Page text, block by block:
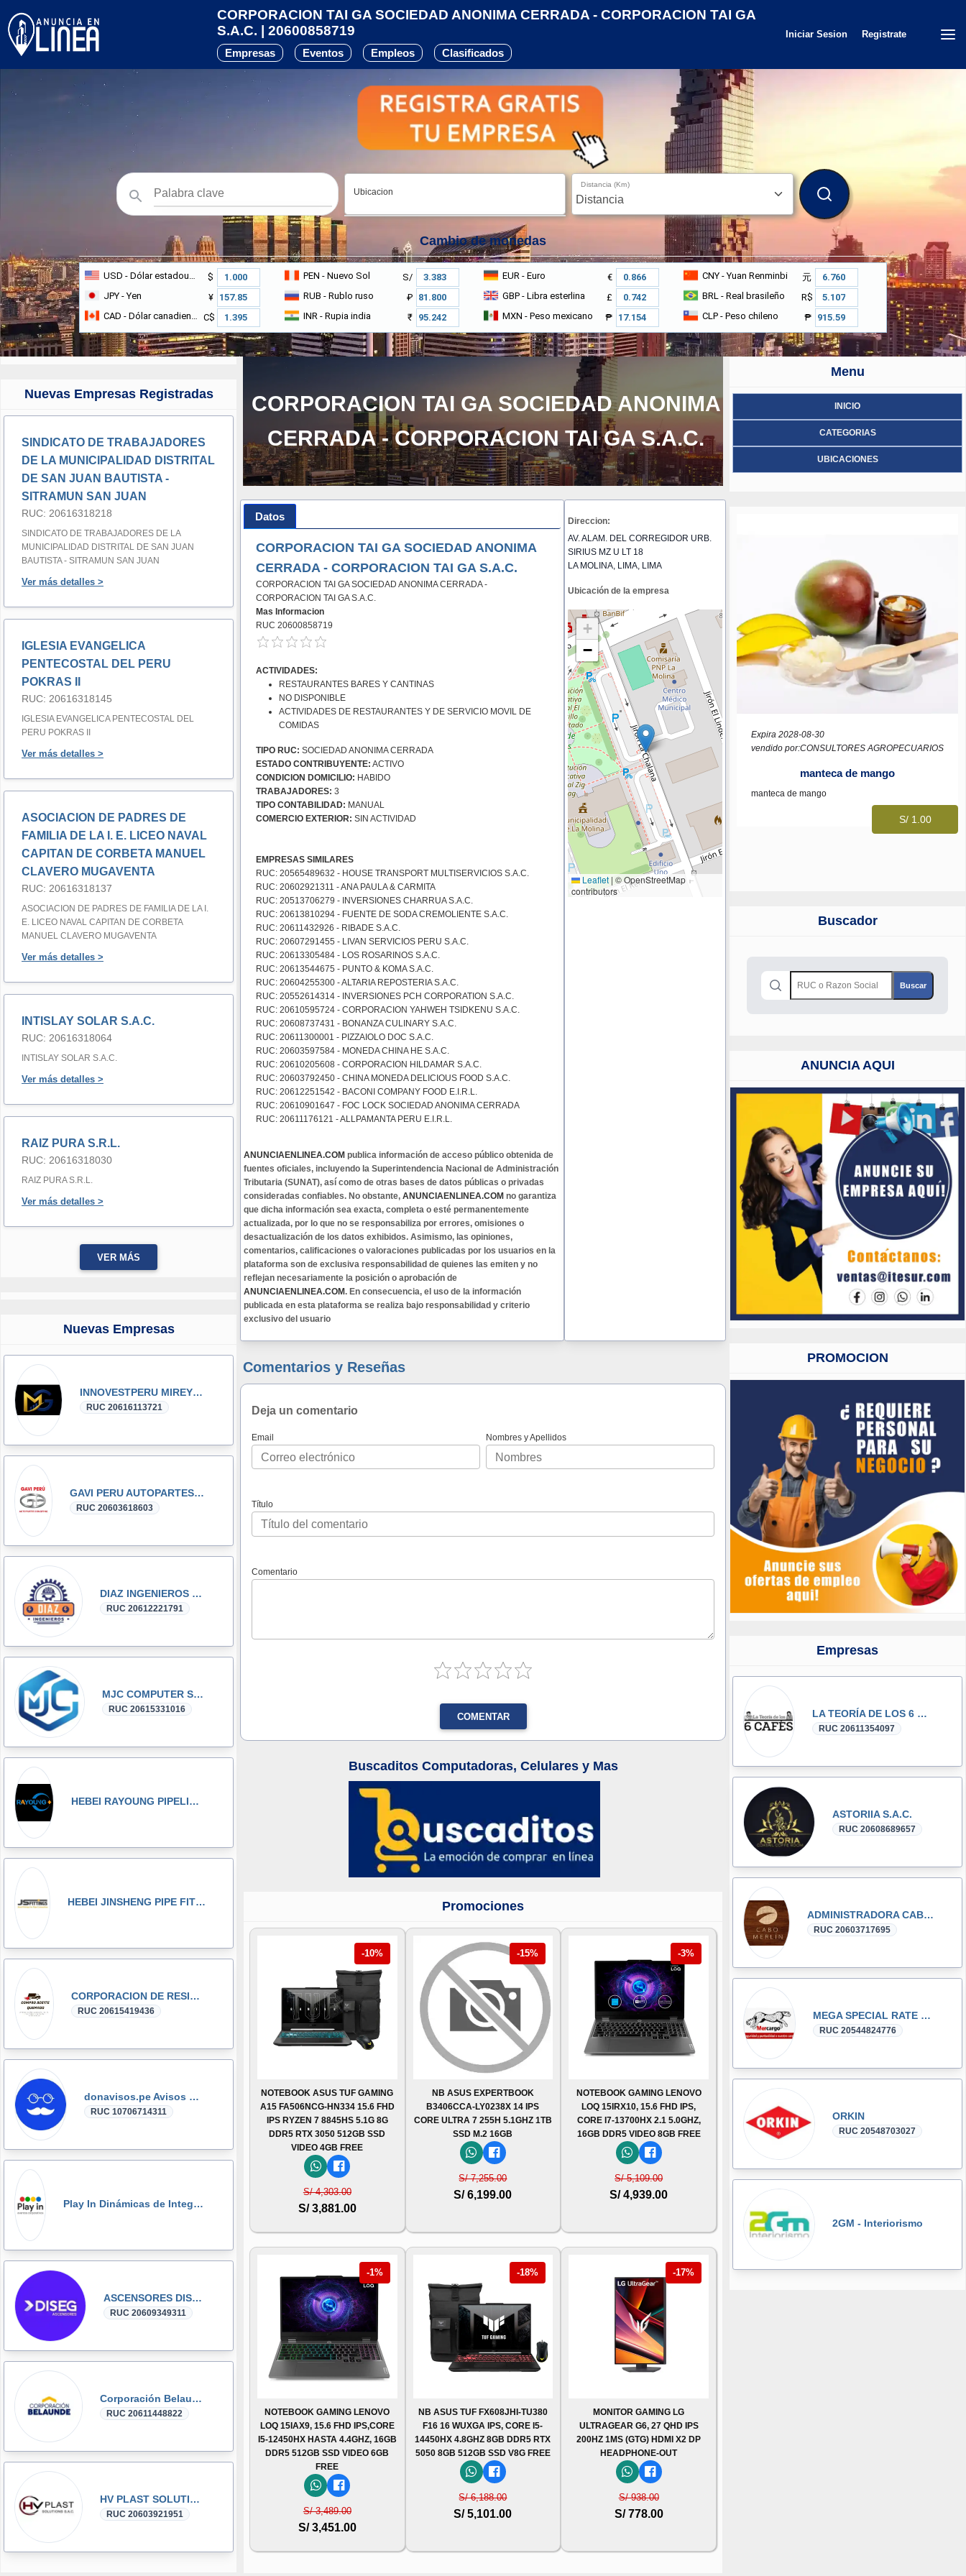
CORPORACION TAI GA SOCIEDAD ANONIMA CERRADA - CORPORACION TAI GA
S.A.C. | 20600858719
Empresas Eventos Empleos Clasificados
Iniciar Sesion Registrate
Ubicacion
Distancia (Km)
BUSCAR
Cambio de monedas
USD - Dólar estadounidense $ PEN - Nuevo Sol S/ EUR - Euro € CNY- Yuan Renminbi
元
JPY - Yen ¥ RUB - Rublo ruso ₽ GBP - Libra esterlina £ BRL - Real brasileño
R$
CAD - Dólar canadiense C$ INR - Rupia india ₹ MXN - Peso mexicano ₱ CLP- Peso chileno ₱
Nuevas Empresas Registradas
SINDICATO DE TRABAJADORES
DE LA MUNICIPALIDAD DISTRITAL
DE SAN JUAN BAUTISTA -
SITRAMUN SAN JUAN
RUC: 20616318218
SINDICATO DE TRABAJADORES DE LA
MUNICIPALIDAD DISTRITAL DE SAN JUAN
BAUTISTA - SITRAMUN SAN JUAN
Ver más detalles >
IGLESIA EVANGELICA
PENTECOSTAL DEL PERU
POKRAS II
RUC: 20616318145
IGLESIA EVANGELICA PENTECOSTAL DEL
PERU POKRAS II
Ver más detalles >
ASOCIACION DE PADRES DE
FAMILIA DE LA I. E. LICEO NAVAL
CAPITAN DE CORBETA MANUEL
CLAVERO MUGAVENTA
RUC: 20616318137
ASOCIACION DE PADRES DE FAMILIA DE LA I.
E. LICEO NAVAL CAPITAN DE CORBETA
MANUEL CLAVERO MUGAVENTA
Ver más detalles >
INTISLAY SOLAR S.A.C.
RUC: 20616318064
INTISLAY SOLAR S.A.C.
Ver más detalles >
RAIZ PURA S.R.L.
RUC: 20616318030
RAIZ PURA S.R.L.
Ver más detalles >
VER MÁS
Nuevas Empresas
INNOVESTPERU MIREYKA GROUP SAC
RUC 20616113721
GAVI PERU AUTOPARTES DONGFENG y DFSK GLORY
RUC 20603618603
DIAZ INGENIEROS SRL
RUC 20612221791
MJC COMPUTER SAC
RUC 20615331016
HEBEI RAYOUNG PIPELINE TECHNOLOGY CO., LTD
HEBEI JINSHENG PIPE FITTING MANUFACTURING CO., LT
CORPORACION DE RESIDUOS SEGOVIA.PERU SAC
RUC 20615419436
donavisos.pe Avisos Clasificados
RUC 10706714311
Play In Dinámicas de Integración, Gymkanas, Eventos Corporativos
ASCENSORES DISEG
RUC 20609349311
Corporación Belaunde
RUC 20611448822
HV PLAST SOLUTIONS
RUC 20603921951
CORPORACION TAI GA SOCIEDAD ANONIMA
CERRADA - CORPORACION TAI GA S.A.C.
Datos
CORPORACION TAI GA SOCIEDAD ANONIMA
CERRADA - CORPORACION TAI GA S.A.C.
CORPORACION TAI GA SOCIEDAD ANONIMA CERRADA -
CORPORACION TAI GA S.A.C.
Mas Informacion
RUC 20600858719
ACTIVIDADES:
RESTAURANTES BARES Y CANTINAS
NO DISPONIBLE
ACTIVIDADES DE RESTAURANTES Y DE SERVICIO MOVIL DE
COMIDAS
TIPO RUC: SOCIEDAD ANONIMA CERRADA
ESTADO CONTRIBUYENTE: ACTIVO
CONDICION DOMICILIO: HABIDO
TRABAJADORES: 3
TIPO CONTABILIDAD: MANUAL
COMERCIO EXTERIOR: SIN ACTIVIDAD
EMPRESAS SIMILARES
RUC: 20565489632 - HOUSE TRANSPORT MULTISERVICIOS S.A.C.
RUC: 20602921311 - ANA PAULA & CARMITA
RUC: 20513706279 - INVERSIONES CHARRUA S.A.C.
RUC: 20613810294 - FUENTE DE SODA CREMOLIENTE S.A.C.
RUC: 20611432926 - RIBADE S.A.C.
RUC: 20607291455 - LIVAN SERVICIOS PERU S.A.C.
RUC: 20613305484 - LOS ROSARINOS S.A.C.
RUC: 20613544675 - PUNTO & KOMA S.A.C.
RUC: 20604255300 - ALTARIA REPOSTERIA S.A.C.
RUC: 20552614314 - INVERSIONES PCH CORPORATION S.A.C.
RUC: 20610595724 - CORPORACION YAHWEH TSIDKENU S.A.C.
RUC: 20608737431 - BONANZA CULINARY S.A.C.
RUC: 20611300001 - PIZZAIOLO DOC S.A.C.
RUC: 20603597584 - MONEDA CHINA HE S.A.C.
RUC: 20610205608 - CORPORACION HILDAMAR S.A.C.
RUC: 20603792450 - CHINA MONEDA DELICIOUS FOOD S.A.C.
RUC: 20612251542 - BACONI COMPANY FOOD E.I.R.L.
RUC: 20610901647 - FOC LOCK SOCIEDAD ANONIMA CERRADA
RUC: 20611176121 - ALLPAMANTA PERU E.I.R.L.
ANUNCIAENLINEA.COM publica información de acceso público obtenida de
fuentes oficiales, incluyendo la Superintendencia Nacional de Administración
Tributaria (SUNAT), así como de otras bases de datos públicas o privadas
consideradas confiables. No obstante, ANUNCIAENLINEA.COM no garantiza
que dicha información sea exacta, completa o esté permanentemente
actualizada, por lo que no se responsabiliza por errores, omisiones o
desactualización de los datos exhibidos. Asimismo, las opiniones,
comentarios, calificaciones o valoraciones publicadas por los usuarios en la
plataforma son de exclusiva responsabilidad de quienes las emiten y no
reflejan necesariamente la posición o aprobación de
ANUNCIAENLINEA.COM. En consecuencia, el uso de la información
publicada en esta plataforma se realiza bajo responsabilidad y criterio
exclusivo del usuario
Direccion:
AV. ALAM. DEL CORREGIDOR URB.
SIRIUS MZ U LT 18
LA MOLINA, LIMA, LIMA
Ubicación de la empresa
+
−
Leaflet | © OpenStreetMap
contributors
Comentarios y Reseñas
Deja un comentario
Email Nombres y Apellidos
Título
Comentario
COMENTAR
Buscaditos Computadoras, Celulares y Mas
Promociones
-10%
NOTEBOOK ASUS TUF GAMING
A15 FA506NCG-HN334 15.6 FHD
IPS RYZEN 7 8845HS 5.1G 8G
DDR5 RTX 3050 512GB SSD
VIDEO 4GB FREE
S/ 4,303.00
S/ 3,881.00
-15%
NB ASUS EXPERTBOOK
B3406CCA-LY0238X 14 IPS
CORE ULTRA 7 255H 5.1GHZ 1TB
SSD M.2 16GB
S/ 7,255.00
S/ 6,199.00
-3%
NOTEBOOK GAMING LENOVO
LOQ 15IRX10, 15.6 FHD IPS,
CORE I7-13700HX 2.1 5.0GHZ,
16GB DDR5 VIDEO 8GB FREE
S/ 5,109.00
S/ 4,939.00
-1%
NOTEBOOK GAMING LENOVO
LOQ 15IAX9, 15.6 FHD IPS,CORE
I5-12450HX HASTA 4.4GHZ, 16GB
DDR5 512GB SSD VIDEO 6GB
FREE
S/ 3,489.00
S/ 3,451.00
-18%
NB ASUS TUF FX608JHI-TU380
F16 16 WUXGA IPS, CORE I5-
14450HX 4.8GHZ 8GB DDR5 RTX
5050 8GB 512GB SSD V8G FREE
S/ 6,188.00
S/ 5,101.00
-17%
MONITOR GAMING LG
ULTRAGEAR G6, 27 QHD IPS
200HZ 1MS (GTG) HDMI X2 DP
HEADPHONE-OUT
S/ 938.00
S/ 778.00
Menu
INICIO
CATEGORIAS
UBICACIONES
Expira 2028-08-30
vendido por:CONSULTORES AGROPECUARIOS
manteca de mango
manteca de mango
S/ 1.00
Buscador
ANUNCIA AQUI
PROMOCION
Empresas
LA TEORÍA DE LOS 6 CAFÉS S.R.L.
RUC 20611354097
ASTORIIA S.A.C.
RUC 20608689657
ADMINISTRADORA CABO MERLIN S.A.C.
RUC 20603717695
MEGA SPECIAL RATE CARGO SAC
RUC 20544824776
ORKIN
RUC 20548703027
2GM - Interiorismo